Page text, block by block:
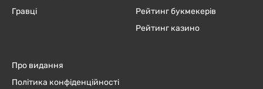
Гравці
Рейтинг букмекерів
Рейтинг казино
Про видання
Політика конфіденційності